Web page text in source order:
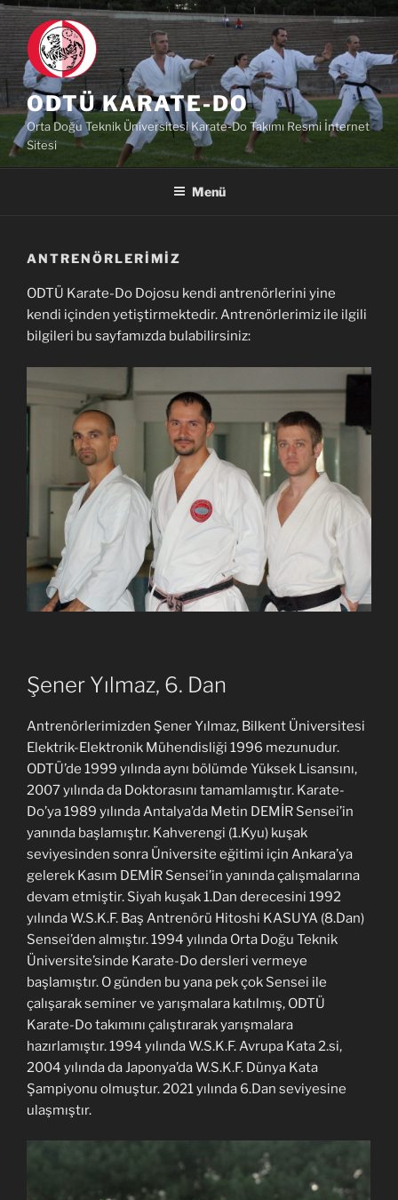
İçeriğe
geç
ODTÜ KARATE-DO
Orta Doğu Teknik Üniversitesi Karate-Do Takımı Resmi İnternet
Sitesi
Menü
ANTRENÖRLERIMIZ
ODTÜ Karate-Do Dojosu kendi antrenörlerini yine
kendi içinden yetiştirmektedir. Antrenörlerimiz ile ilgili
bilgileri bu sayfamızda bulabilirsiniz:
Şener Yılmaz, 6. Dan
Antrenörlerimizden Şener Yılmaz, Bilkent Üniversitesi
Elektrik-Elektronik Mühendisliği 1996 mezunudur.
ODTÜ’de 1999 yılında aynı bölümde Yüksek Lisansını,
2007 yılında da Doktorasını tamamlamıştır. Karate-
Do’ya 1989 yılında Antalya’da Metin DEMİR Sensei’in
yanında başlamıştır. Kahverengi (1.Kyu) kuşak
seviyesinden sonra Üniversite eğitimi için Ankara’ya
gelerek Kasım DEMİR Sensei’in yanında çalışmalarına
devam etmiştir. Siyah kuşak 1.Dan derecesini 1992
yılında W.S.K.F. Baş Antrenörü Hitoshi KASUYA (8.Dan)
Sensei’den almıştır. 1994 yılında Orta Doğu Teknik
Üniversite’sinde Karate-Do dersleri vermeye
başlamıştır. O günden bu yana pek çok Sensei ile
çalışarak seminer ve yarışmalara katılmış, ODTÜ
Karate-Do takımını çalıştırarak yarışmalara
hazırlamıştır. 1994 yılında W.S.K.F. Avrupa Kata 2.si,
2004 yılında da Japonya’da W.S.K.F. Dünya Kata
Şampiyonu olmuştur. 2021 yılında 6.Dan seviyesine
ulaşmıştır.